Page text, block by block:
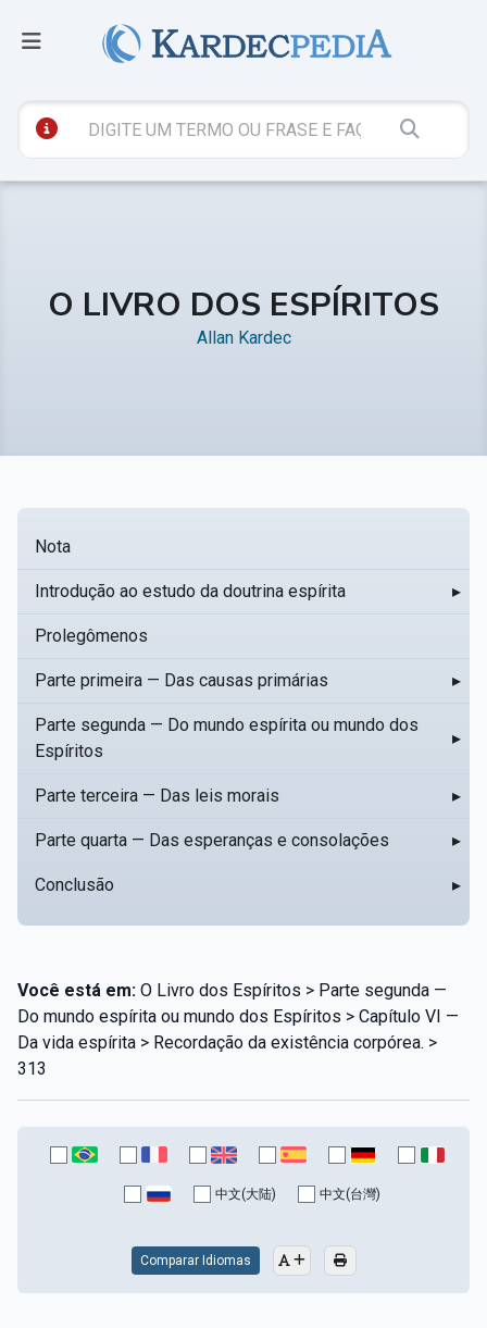
O LIVRO DOS ESPÍRITOS
Allan Kardec
Nota
Introdução ao estudo da doutrina espírita ▸
Prolegômenos
Parte primeira — Das causas primárias ▸
Parte segunda — Do mundo espírita ou mundo dos
Espíritos
▸
Parte terceira — Das leis morais ▸
Parte quarta — Das esperanças e consolações ▸
Conclusão ▸
Você está em: O Livro dos Espíritos > Parte segunda —
Do mundo espírita ou mundo dos Espíritos > Capítulo VI —
Da vida espírita > Recordação da existência corpórea. >
313
中文(大陆) 中文(台灣)
Comparar Idiomas